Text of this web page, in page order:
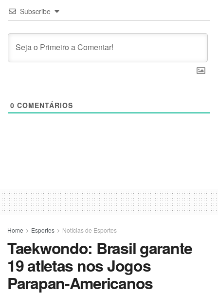
Subscribe
0 COMENTÁRIOS
Home Esportes Notícias de Esportes
Taekwondo: Brasil garante
19 atletas nos Jogos
Parapan-Americanos